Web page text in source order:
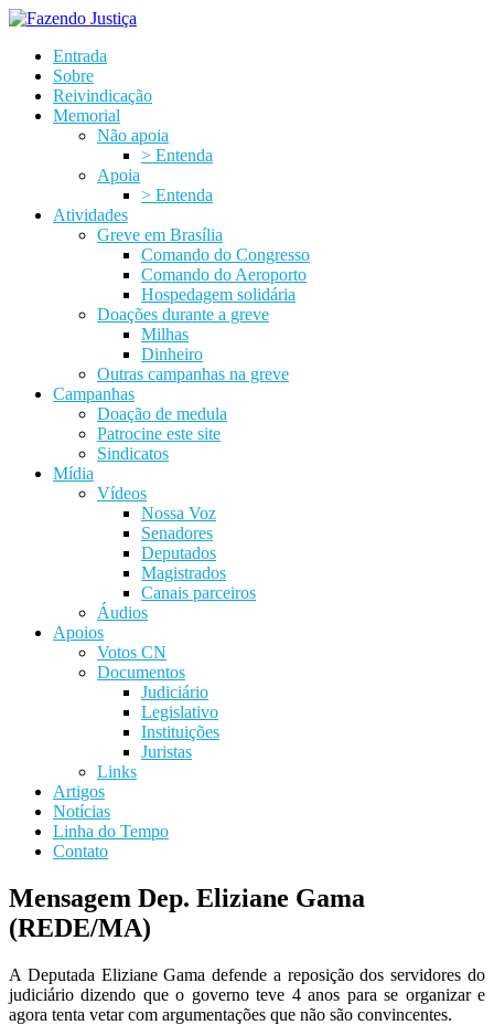
Entrada
Sobre
Reivindicação
Memorial
Não apoia
> Entenda
Apoia
> Entenda
Atividades
Greve em Brasília
Comando do Congresso
Comando do Aeroporto
Hospedagem solidária
Doações durante a greve
Milhas
Dinheiro
Outras campanhas na greve
Campanhas
Doação de medula
Patrocine este site
Sindicatos
Mídia
Vídeos
Nossa Voz
Senadores
Deputados
Magistrados
Canais parceiros
Áudios
Apoios
Votos CN
Documentos
Judiciário
Legislativo
Instituições
Juristas
Links
Artigos
Notícias
Linha do Tempo
Contato
Mensagem Dep. Eliziane Gama
(REDE/MA)
A Deputada Eliziane Gama defende a reposição dos servidores do
judiciário dizendo que o governo teve 4 anos para se organizar e
agora tenta vetar com argumentações que não são convincentes.